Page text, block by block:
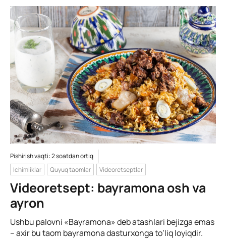
Pishirish vaqti: 2 soatdan ortiq
Ichimliklar
Quyuq taomlar Videoretseptlar
Videoretsept: bayramona osh va
ayron
Ushbu palovni «Bayramona» deb atashlari bejizga emas
– axir bu taom bayramona dasturxonga to’liq loyiqdir.